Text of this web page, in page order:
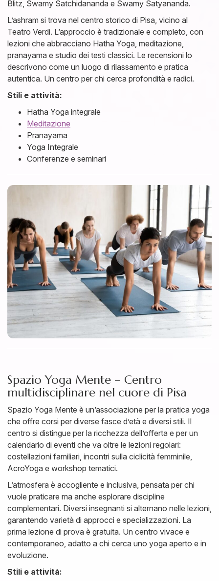
Blitz, Swamy Satchidananda e Swamy Satyananda.
L’ashram si trova nel centro storico di Pisa, vicino al
Teatro Verdi. L’approccio è tradizionale e completo, con
lezioni che abbracciano Hatha Yoga, meditazione,
pranayama e studio dei testi classici. Le recensioni lo
descrivono come un luogo di rilassamento e pratica
autentica. Un centro per chi cerca profondità e radici.
Stili e attività:
Hatha Yoga integrale
Meditazione
Pranayama
Yoga Integrale
Conferenze e seminari
Spazio Yoga Mente – Centro
multidisciplinare nel cuore di Pisa
Spazio Yoga Mente è un’associazione per la pratica yoga
che offre corsi per diverse fasce d’età e diversi stili. Il
centro si distingue per la ricchezza dell’offerta e per un
calendario di eventi che va oltre le lezioni regolari:
costellazioni familiari, incontri sulla ciclicità femminile,
AcroYoga e workshop tematici.
L’atmosfera è accogliente e inclusiva, pensata per chi
vuole praticare ma anche esplorare discipline
complementari. Diversi insegnanti si alternano nelle lezioni,
garantendo varietà di approcci e specializzazioni. La
prima lezione di prova è gratuita. Un centro vivace e
contemporaneo, adatto a chi cerca uno yoga aperto e in
evoluzione.
Stili e attività: